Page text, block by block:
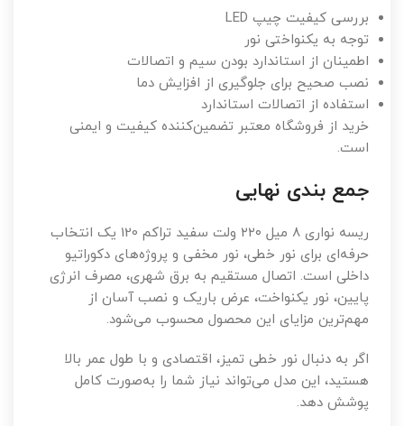
بررسی کیفیت چیپ LED
توجه به یکنواختی نور
اطمینان از استاندارد بودن سیم و اتصالات
نصب صحیح برای جلوگیری از افزایش دما
استفاده از اتصالات استاندارد
خرید از فروشگاه معتبر تضمین‌کننده کیفیت و ایمنی
است.
جمع بندی نهایی
ریسه نواری ۸ میل ۲۲۰ ولت سفید تراکم 120 یک انتخاب
حرفه‌ای برای نور خطی، نور مخفی و پروژه‌های دکوراتیو
داخلی است. اتصال مستقیم به برق شهری، مصرف انرژی
پایین، نور یکنواخت، عرض باریک و نصب آسان از
مهم‌ترین مزایای این محصول محسوب می‌شود.
اگر به دنبال نور خطی تمیز، اقتصادی و با طول عمر بالا
هستید، این مدل می‌تواند نیاز شما را به‌صورت کامل
پوشش دهد.